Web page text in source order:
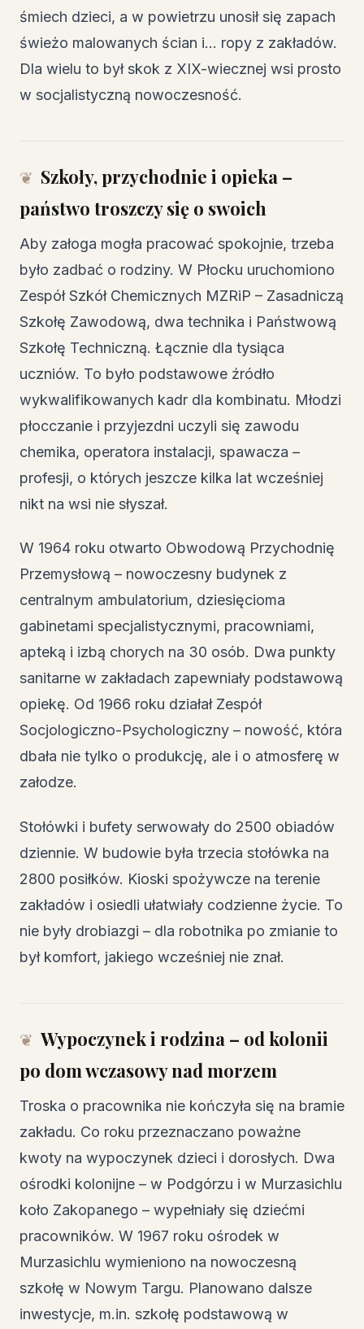
śmiech dzieci, a w powietrzu unosił się zapach
świeżo malowanych ścian i… ropy z zakładów.
Dla wielu to był skok z XIX-wiecznej wsi prosto
w socjalistyczną nowoczesność.
Szkoły, przychodnie i opieka –
państwo troszczy się o swoich
Aby załoga mogła pracować spokojnie, trzeba
było zadbać o rodziny. W Płocku uruchomiono
Zespół Szkół Chemicznych MZRiP – Zasadniczą
Szkołę Zawodową, dwa technika i Państwową
Szkołę Techniczną. Łącznie dla tysiąca
uczniów. To było podstawowe źródło
wykwalifikowanych kadr dla kombinatu. Młodzi
płocczanie i przyjezdni uczyli się zawodu
chemika, operatora instalacji, spawacza –
profesji, o których jeszcze kilka lat wcześniej
nikt na wsi nie słyszał.
W 1964 roku otwarto Obwodową Przychodnię
Przemysłową – nowoczesny budynek z
centralnym ambulatorium, dziesięcioma
gabinetami specjalistycznymi, pracowniami,
apteką i izbą chorych na 30 osób. Dwa punkty
sanitarne w zakładach zapewniały podstawową
opiekę. Od 1966 roku działał Zespół
Socjologiczno-Psychologiczny – nowość, która
dbała nie tylko o produkcję, ale i o atmosferę w
załodze.
Stołówki i bufety serwowały do 2500 obiadów
dziennie. W budowie była trzecia stołówka na
2800 posiłków. Kioski spożywcze na terenie
zakładów i osiedli ułatwiały codzienne życie. To
nie były drobiazgi – dla robotnika po zmianie to
był komfort, jakiego wcześniej nie znał.
Wypoczynek i rodzina – od kolonii
po dom wczasowy nad morzem
Troska o pracownika nie kończyła się na bramie
zakładu. Co roku przeznaczano poważne
kwoty na wypoczynek dzieci i dorosłych. Dwa
ośrodki kolonijne – w Podgórzu i w Murzasichlu
koło Zakopanego – wypełniały się dziećmi
pracowników. W 1967 roku ośrodek w
Murzasichlu wymieniono na nowoczesną
szkołę w Nowym Targu. Planowano dalsze
inwestycje, m.in. szkołę podstawową w